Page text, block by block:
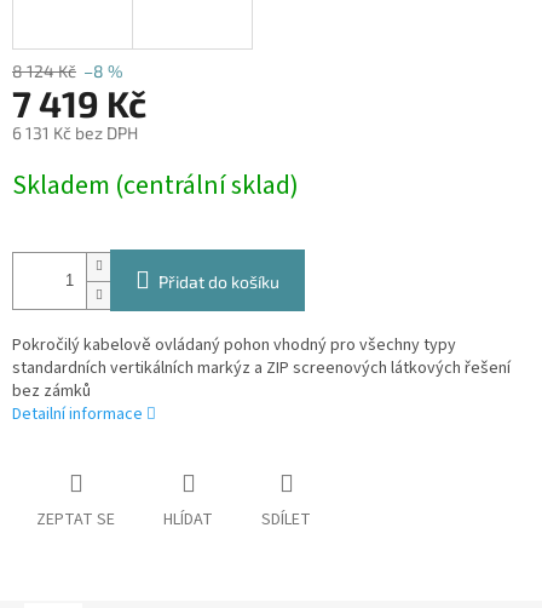
8 124 Kč –8 %
7 419 Kč
6 131 Kč bez DPH
cena:
Skladem (centrální sklad)
Přidat do košíku
Pokročilý kabelově ovládaný pohon vhodný pro všechny typy
standardních vertikálních markýz a ZIP screenových látkových řešení
bez zámků
Detailní informace
ZEPTAT SE HLÍDAT SDÍLET